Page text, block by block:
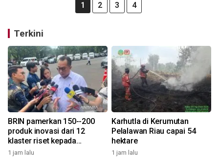
1 2 3 4
Terkini
BRIN pamerkan 150--200
produk inovasi dari 12
klaster riset kepada
Presiden
1 jam lalu
Karhutla di Kerumutan
Pelalawan Riau capai 54
hektare
1 jam lalu